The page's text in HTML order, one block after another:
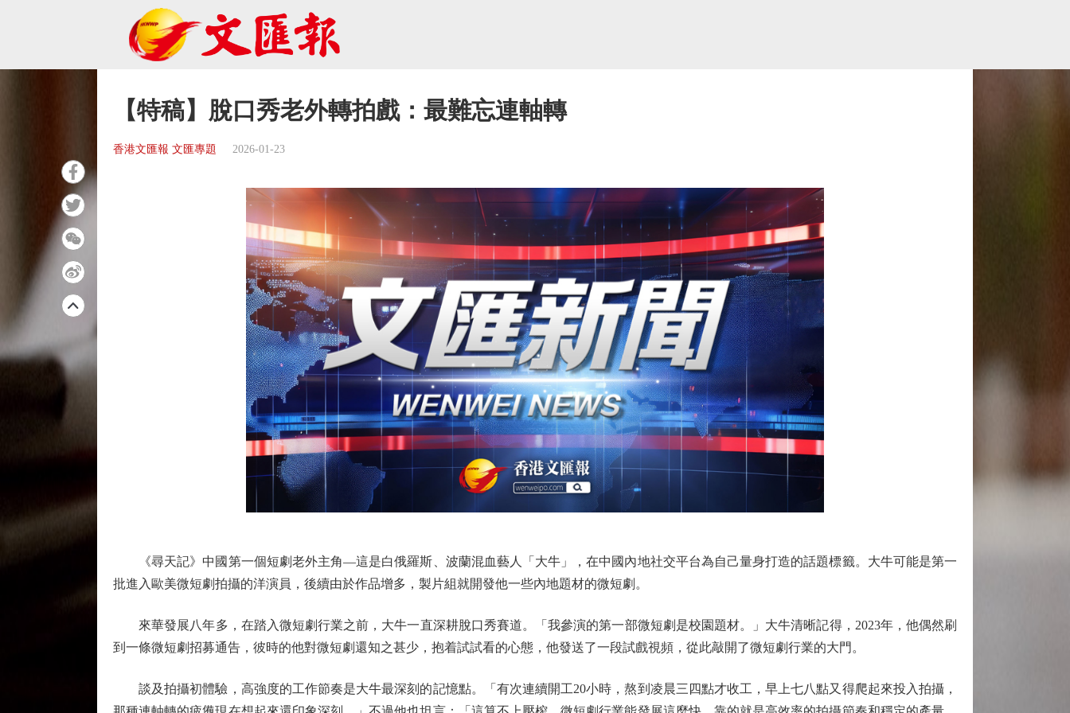
【特稿】脫口秀老外轉拍戲：最難忘連軸轉
香港文匯報 文匯專題 2026-01-23
《尋天記》中國第一個短劇老外主角—這是白俄羅斯、波蘭混血藝人「大牛」，在中國內地社交平台為自己量身打造的話題標籤。大牛可能是第一
批進入歐美微短劇拍攝的洋演員，後續由於作品增多，製片組就開發他一些內地題材的微短劇。
來華發展八年多，在踏入微短劇行業之前，大牛一直深耕脫口秀賽道。「我參演的第一部微短劇是校園題材。」大牛清晰記得，2023年，他偶然刷
到一條微短劇招募通告，彼時的他對微短劇還知之甚少，抱着試試看的心態，他發送了一段試戲視頻，從此敲開了微短劇行業的大門。
談及拍攝初體驗，高強度的工作節奏是大牛最深刻的記憶點。「有次連續開工20小時，熬到凌晨三四點才收工，早上七八點又得爬起來投入拍攝，